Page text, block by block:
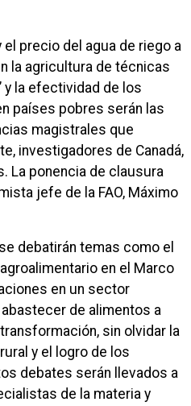
precio del agua de riego a
la agricultura de técnicas
y la efectividad de los
países pobres serán las
magistrales que
investigadores de Canadá,
La ponencia de clausura
jefe de la FAO, Máximo
debatirán temas como el
en el Marco
en un sector
de alimentos a
sin olvidar la
y el logro de los
debates serán llevados a
de la materia y